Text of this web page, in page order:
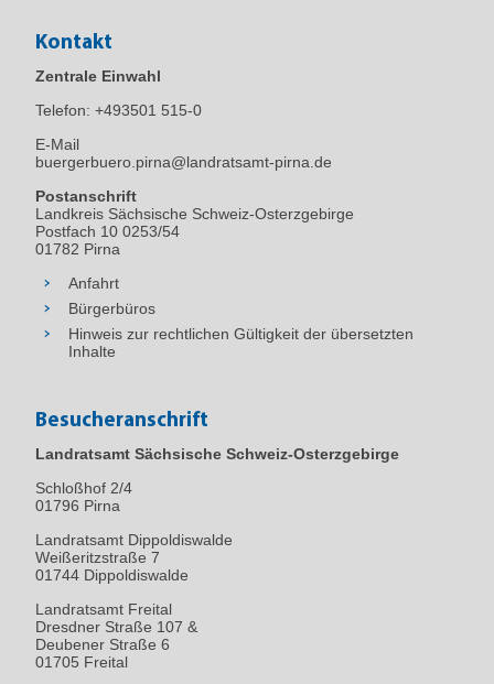
Kontakt
Zentrale Einwahl
Telefon: +493501 515-0
E-Mail
buergerbuero.pirna@landratsamt-pirna.de
Postanschrift
Landkreis Sächsische Schweiz-Osterzgebirge
Postfach 10 0253/54
01782 Pirna
Anfahrt
Bürgerbüros
Hinweis zur rechtlichen Gültigkeit der übersetzten
Inhalte
Besucheranschrift
Landratsamt Sächsische Schweiz-Osterzgebirge
Schloßhof 2/4
01796 Pirna
Landratsamt Dippoldiswalde
Weißeritzstraße 7
01744 Dippoldiswalde
Landratsamt Freital
Dresdner Straße 107 &
Deubener Straße 6
01705 Freital